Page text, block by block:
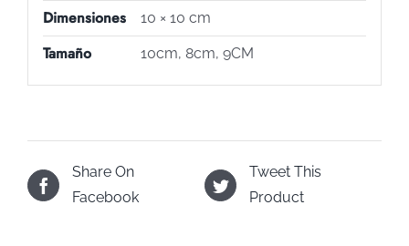
Dimensiones 10 × 10 cm
Tamaño 10cm, 8cm, 9CM
Share On
Facebook
Tweet This
Product